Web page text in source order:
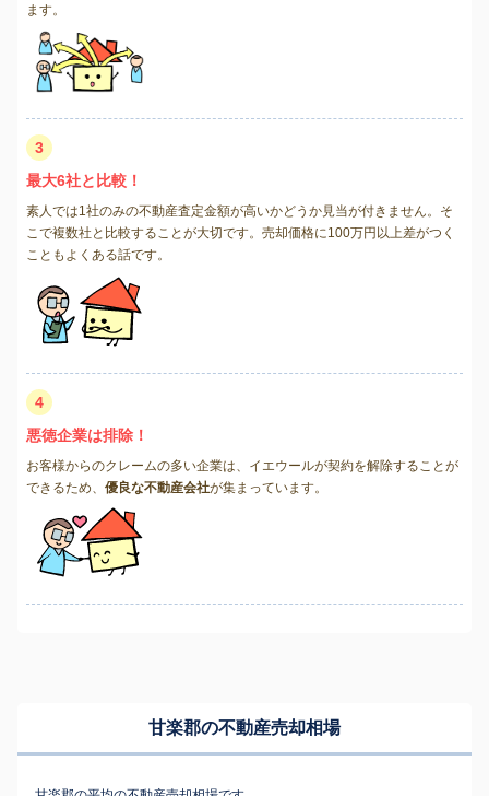
ます。
3
最大6社と比較！
素人では1社のみの不動産査定金額が高いかどうか見当が付きません。そ
こで複数社と比較することが大切です。売却価格に100万円以上差がつく
こともよくある話です。
4
悪徳企業は排除！
お客様からのクレームの多い企業は、イエウールが契約を解除することが
できるため、 優良な不動産会社が集まっています。
甘楽郡の不動産売却相場